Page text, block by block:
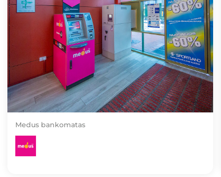
Medus bankomatas